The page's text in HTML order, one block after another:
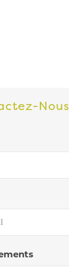
Nous